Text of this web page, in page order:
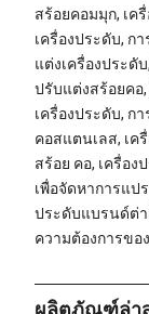
สร้อยคอมมุก, เค
เครื่องประดับ, ก
แต่งเครื่องประดั
ปรับแต่งสร้อยคอ
เครื่องประดับ, ก
คอสแตนเลส, เค
สร้อย คอ, เครื่อ
เพื่อจัดหาการแป
ประดับแบรนด์ต่า
ความต้องการขอ
ผลิตภัณฑ์ล่า